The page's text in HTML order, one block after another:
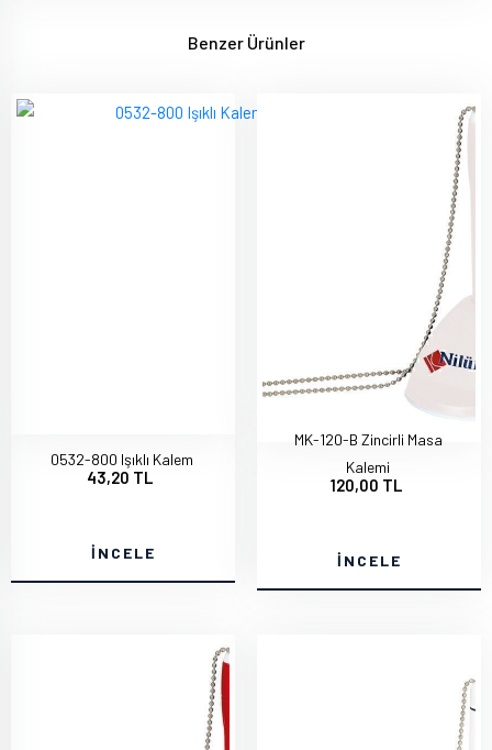
Benzer Ürünler
0532-800 Işıklı Kalem
43,20 TL
İNCELE
MK-120-B Zincirli Masa
Kalemi
120,00 TL
İNCELE